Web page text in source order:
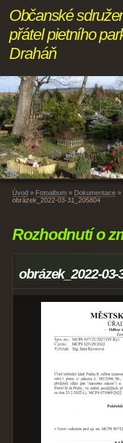
Občanské
přátel pietního
Draháň
Úvod » Fotoalbum » Dokumentace »
obrázek_2022-03-31_205804
Rozhodnutí o
obrázek_2022-03-